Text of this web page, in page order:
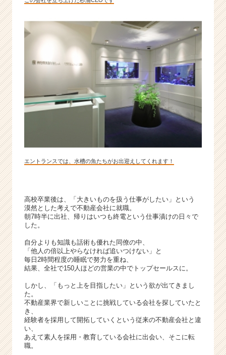
命
ベ
ー・
成
か
ら
ト
が
届
就
活
サ
ト
ア
キ
リ
エントランスでは、水槽の魚たちがお出迎えしてくれます！
高校卒業後は、「大きいものを扱う仕事がしたい」という
漠然とした考えで不動産会社に就職。
朝7時半に出社、帰りはいつも終電という仕事漬けの日々で
した。
自分よりも知識も話術も優れた同僚の中、
「他人の倍以上やらなければ追いつけない」と
毎日2時間程度の睡眠で努力を重ね、
結果、全社で150人ほどの営業の中でトップセールスに。
しかし、「もっと上を目指したい」という欲が出てきまし
た。
不動産業界で新しいことに挑戦している会社を探していたと
き、
経験者を採用して開拓していくという従来の不動産会社と違
い、
あえて素人を採用・教育している会社に出会い、そこに転
職。